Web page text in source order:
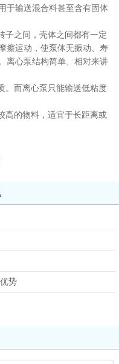
于输送混合料甚至含有固体
子之间，壳体之间都有一定
擦运动，使泵体无振动、寿
离心泵结构简单、相对来讲
。而离心泵只能输送低粘度
高的物料，适宜于长距离或
势